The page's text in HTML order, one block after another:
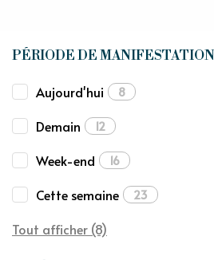
PÉRIODE DE MANIFESTATION
Aujourd'hui 8
Demain 12
Week-end 16
Cette semaine 23
Tout afficher (8)